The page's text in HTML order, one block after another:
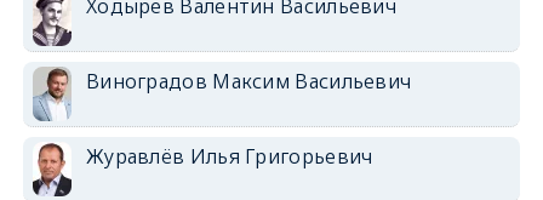
Ходырев Валентин Васильевич
Виноградов Максим Васильевич
Журавлёв Илья Григорьевич